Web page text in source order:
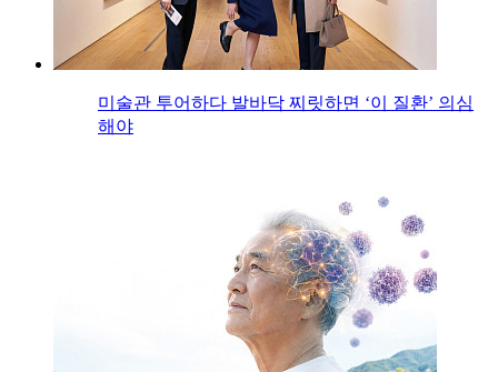
미술관 투어하다 발바닥 찌릿하면 ‘이 질환’ 의심
해야